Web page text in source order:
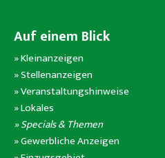
Auf einem Blick
»Kleinanzeigen
»Stellenanzeigen
»Veranstaltungshinweise
»Lokales
» Specials & Themen
»Gewerbliche Anzeigen